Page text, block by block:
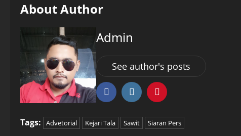
About Author
Admin
See author's posts
Tags: Advetorial Kejari Tala Sawit Siaran Pers